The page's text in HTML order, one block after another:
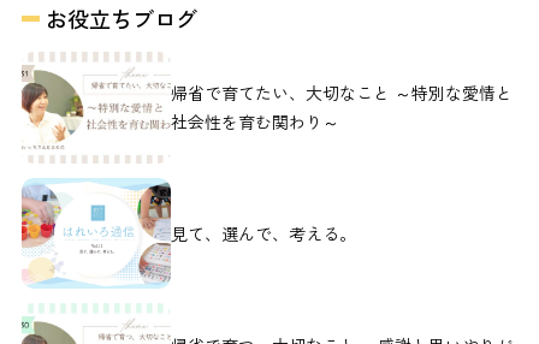
お役立ちブログ
帰省で育てたい、大切なこと ～特別な愛情と
社会性を育む関わり～
見て、選んで、考える。